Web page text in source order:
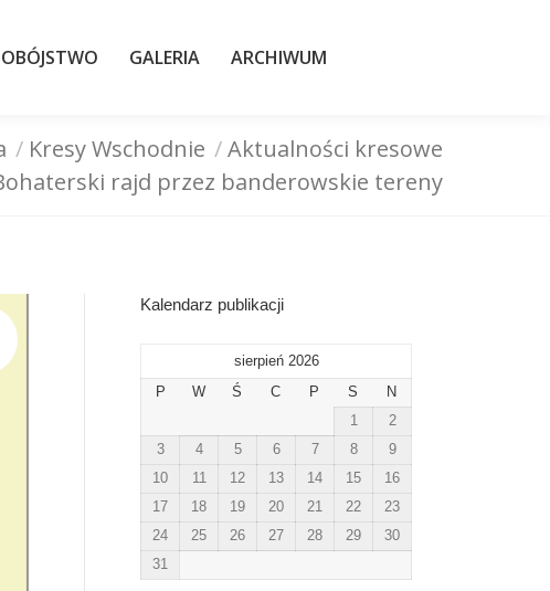
GALERIA ARCHIWUM
Kresy Wschodnie
Aktualności kresowe
rajd przez banderowskie tereny
Kalendarz publikacji
sierpień 2026
P
W Ś C P S
N
1
2
3
4 5 6 7 8
9
10
11 12 13 14 15
16
17
18 19 20 21 22
23
24
25 26 27 28 29
30
31